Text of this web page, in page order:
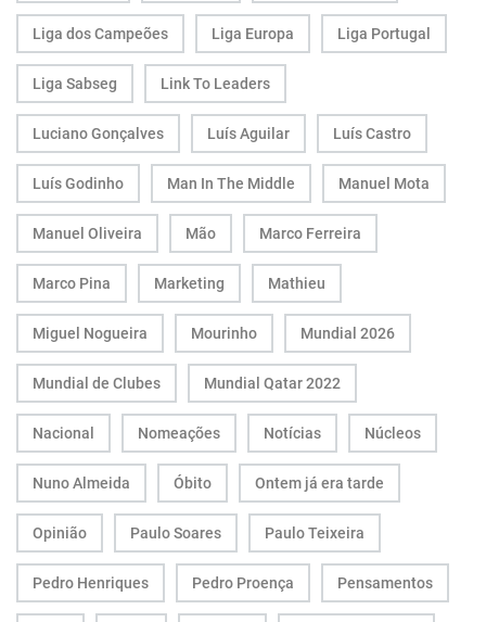
Liga dos Campeões Liga Europa Liga Portugal
Liga Sabseg Link To Leaders
Luciano Gonçalves Luís Aguilar Luís Castro
Luís Godinho Man In The Middle Manuel Mota
Manuel Oliveira Mão Marco Ferreira
Marco Pina Marketing Mathieu
Miguel Nogueira Mourinho Mundial 2026
Mundial de Clubes Mundial Qatar 2022
Nacional Nomeações Notícias Núcleos
Nuno Almeida Óbito Ontem já era tarde
Opinião Paulo Soares Paulo Teixeira
Pedro Henriques Pedro Proença Pensamentos